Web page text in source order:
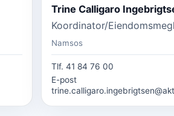
Trine Calligaro
Koordinator/
Namsos
Tlf. 41 84 76 00
E-post